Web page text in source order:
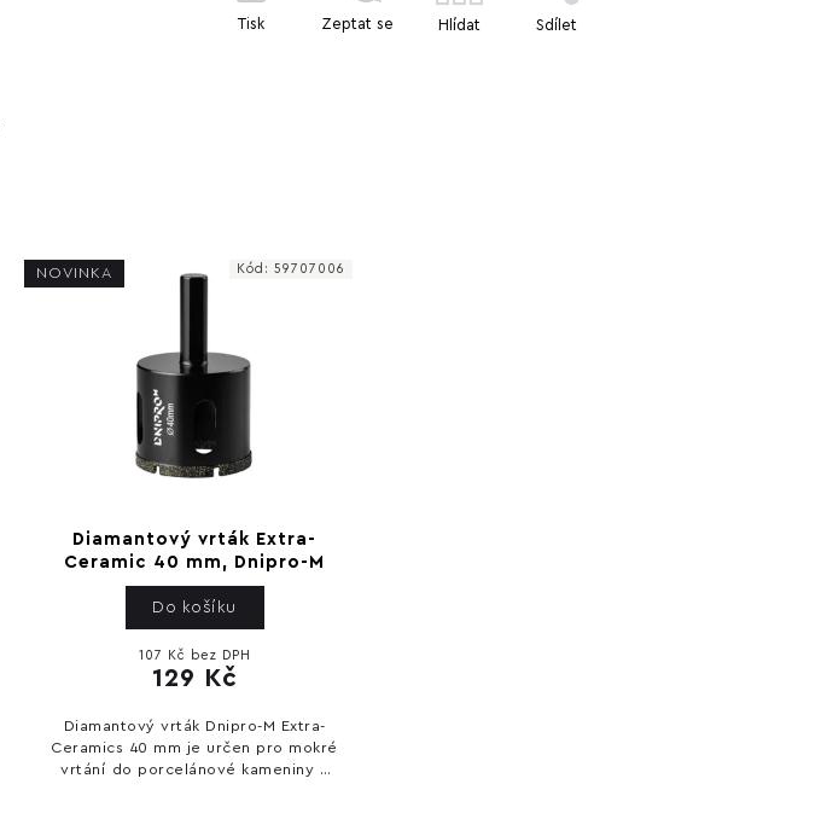
Tisk Zeptat se Hlídat Sdílet
NOVINKA
Diamantový vrták Extra-
Ceramic 40 mm, Dnipro-M
107 Kč bez DPH
129 Kč
Do košíku
Diamantový vrták Dnipro-M Extra-
Ceramics 40 mm je určen pro mokré
vrtání do porcelánové kameniny a
Kód: 59707006